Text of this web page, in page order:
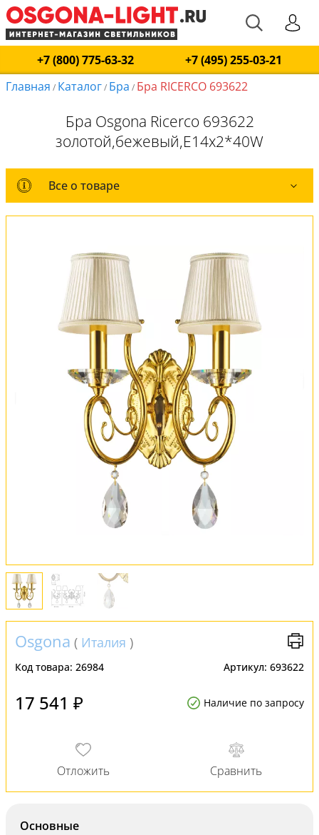
+7 (800) 775-63-32
+7 (495) 255-03-21
Главная / Каталог/ Бра / Бра RICERCO 693622
Бра Osgona Ricerco 693622
золотой,бежевый,E14x2*40W
Все о товаре
Все о товаре
Комплект лампочек
Вся коллекция
Оплата и доставка
Обмен и возврат
Установка
Osgona ( Италия )
Код товара: 26984 Артикул: 693622
17 541 ₽ Наличие по запросу
Основные